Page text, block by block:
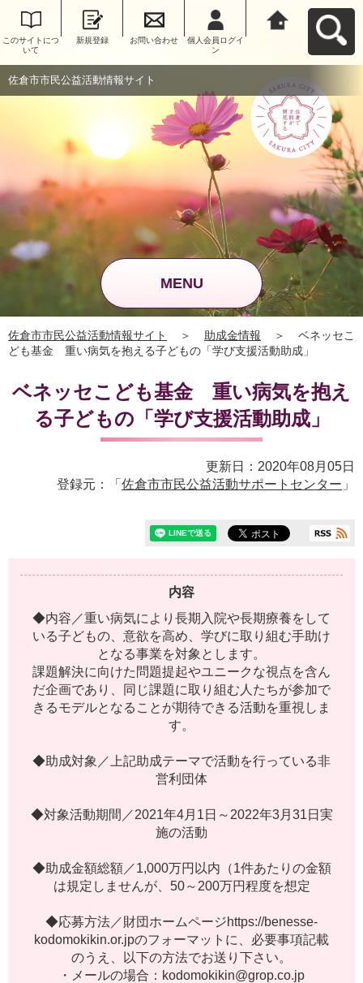
このサイトにつ
いて
新規登録 お問い合わせ
個人会員ログイ
ン
佐倉市市民公益活動情報サイト
MENU
佐倉市市民公益活動情報サイト ＞ 助成金情報 ＞
ベネッセこ
ども基金 重い病気を抱える子どもの「学び支援活動助成」
ベネッセこども基金 重い病気を抱え
る子どもの「学び支援活動助成」
更新日：2020年08月05日
登録元：「 佐倉市市民公益活動サポートセンター 」
内容
◆内容 ／重い病気に よ り 長期 入 院や長期療養を して
いる子どもの 意欲を高め 学びに取 り 組 む手助け
と なる事業を対象 と し ま す。
課題解決に向けた 問題提起やユニーク な視 点を含ん
だ企画であ り 同 じ課題に取 り 組 む 人 たちが参加で
き るモデルと なる こ と が期待でき る活動を重視 し ま
す。
◆助成対象 ／ 上記助成テーマで活動を行っている非
営利 団体
◆対象活動期 間 ／2021年4月 1 日 ～ 2022年3月 31 日 実
施の活動
◆助成金額総額／1,000万円 以内 （1件あた り の金額
は規定 し ま せんが、 50～ 200万円程度を想定
◆応募方法 ／財団 ホー ムページhttps://benesse-
kodomokikin.or.jpのフ ォーマッ ト に 必要事項記載
のう え 以下の方法でお送 り 下さ い。
・ メ ールの場合 ： kodomokikin@grop.co.jp